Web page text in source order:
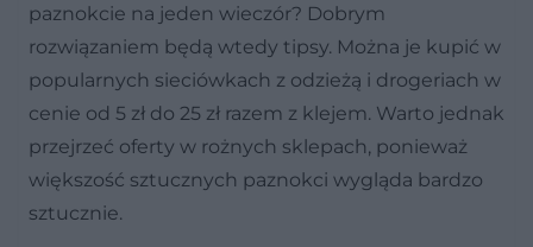
paznokcie na jeden wieczór? Dobrym
rozwiązaniem będą wtedy tipsy. Można je kupić w
popularnych sieciówkach z odzieżą i drogeriach w
cenie od 5 zł do 25 zł razem z klejem. Warto jednak
przejrzeć oferty w rożnych sklepach, ponieważ
większość sztucznych paznokci wygląda bardzo
sztucznie.